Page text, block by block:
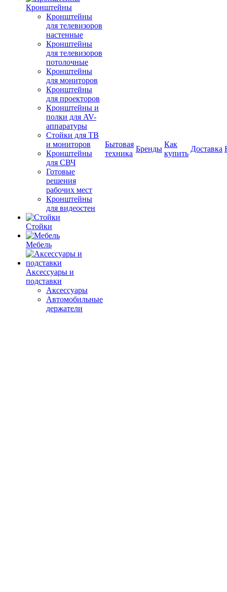
Кронштейны
Кронштейны
для телевизоров
настенные
Кронштейны
для телевизоров
потолочные
Кронштейны
для мониторов
Кронштейны
для проекторов
Кронштейны и
полки для AV-
аппаратуры
Стойки для ТВ
и мониторов
Кронштейны
для СВЧ
Готовые
решения
рабочих мест
Кронштейны
для видеостен
Стойки
Мебель
Аксессуары и
подставки
Аксессуары
Автомобильные
держатели
Бытовая
техника
Бренды
Как
купить
Доставка